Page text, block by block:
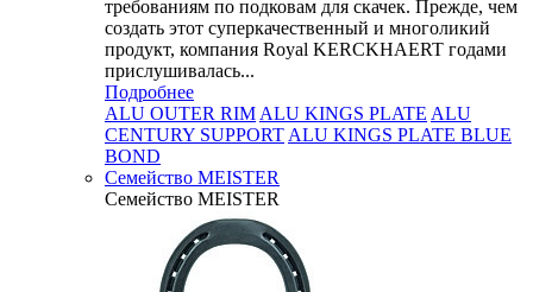
требованиям по подковам для скачек. Прежде, чем
создать этот суперкачественный и многоликий
продукт, компания Royal KERCKHAERT годами
прислушивалась...
Подробнее
ALU OUTER RIM ALU KINGS PLATE ALU
CENTURY SUPPORT ALU KINGS PLATE BLUE
BOND
Семейство МEISTER
Семейство МEISTER